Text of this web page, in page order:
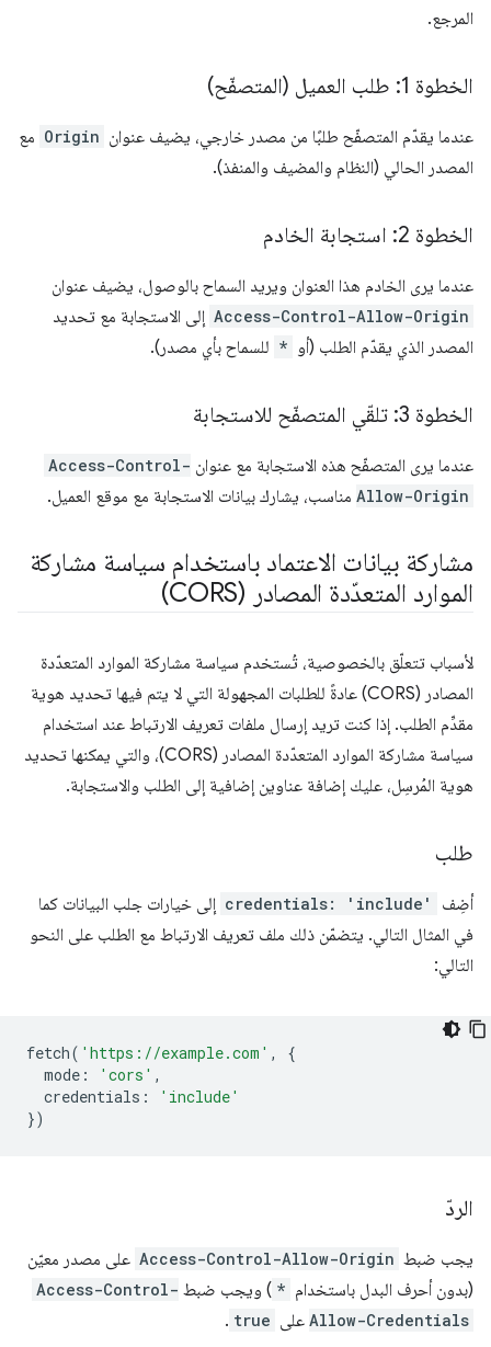
المرجع.
الخطوة 1: طلب العميل (المتصفّح)
عندما يقدّم المتصفّح طلبًا من مصدر خارجي، يضيف عنوان Origin مع
المصدر الحالي (النظام والمضيف والمنفذ).
الخطوة 2: استجابة الخادم
عندما يرى الخادم هذا العنوان ويريد السماح بالوصول، يضيف عنوان
Access-Control-Allow-Origin إلى الاستجابة مع تحديد
المصدر الذي يقدّم الطلب (أو * للسماح بأي مصدر).
الخطوة 3: تلقّي المتصفّح للاستجابة
عندما يرى المتصفّح هذه الاستجابة مع عنوان Access-Control-
Allow-Origin مناسب، يشارك بيانات الاستجابة مع موقع العميل.
مشاركة بيانات الاعتماد باستخدام سياسة مشاركة
الموارد المتعدّدة المصادر (CORS)
لأسباب تتعلّق بالخصوصية، تُستخدم سياسة مشاركة الموارد المتعدّدة
المصادر (CORS) عادةً للطلبات المجهولة التي لا يتم فيها تحديد هوية
مقدِّم الطلب. إذا كنت تريد إرسال ملفات تعريف الارتباط عند استخدام
سياسة مشاركة الموارد المتعدّدة المصادر (CORS)، والتي يمكنها تحديد
هوية المُرسِل، عليك إضافة عناوين إضافية إلى الطلب والاستجابة.
طلب
أضِف credentials: 'include' إلى خيارات جلب البيانات كما
في المثال التالي. يتضمّن ذلك ملف تعريف الارتباط مع الطلب على النحو
التالي:
fetch( 'https://example.com' ,
{
mode : 'cors' ,
credentials :
'include'
})
الردّ
يجب ضبط Access-Control-Allow-Origin على مصدر معيّن
(بدون أحرف البدل باستخدام * ) ويجب ضبط Access-Control-
Allow-Credentials على true
.